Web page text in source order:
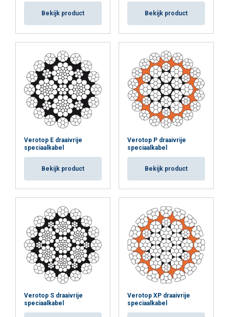
Bekijk product Bekijk product
Verotop E draaivrije
speciaalkabel
Bekijk product
Verotop P draaivrije
speciaalkabel
Bekijk product
Verotop S draaivrije
speciaalkabel
Verotop XP draaivrije
speciaalkabel